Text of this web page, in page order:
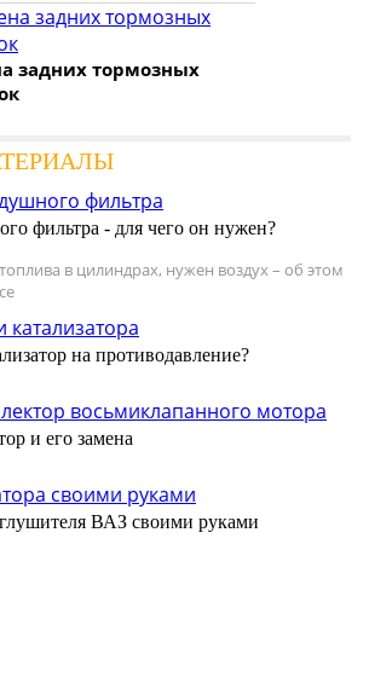
задних тормозных
фильтра - для чего он нужен?
в цилиндрах, нужен воздух – об этом
на противодавление?
и его замена
глушителя ВАЗ своими руками